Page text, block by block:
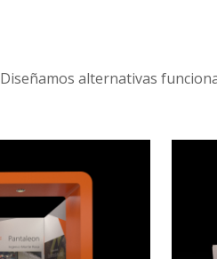
Diseñamos alternativas